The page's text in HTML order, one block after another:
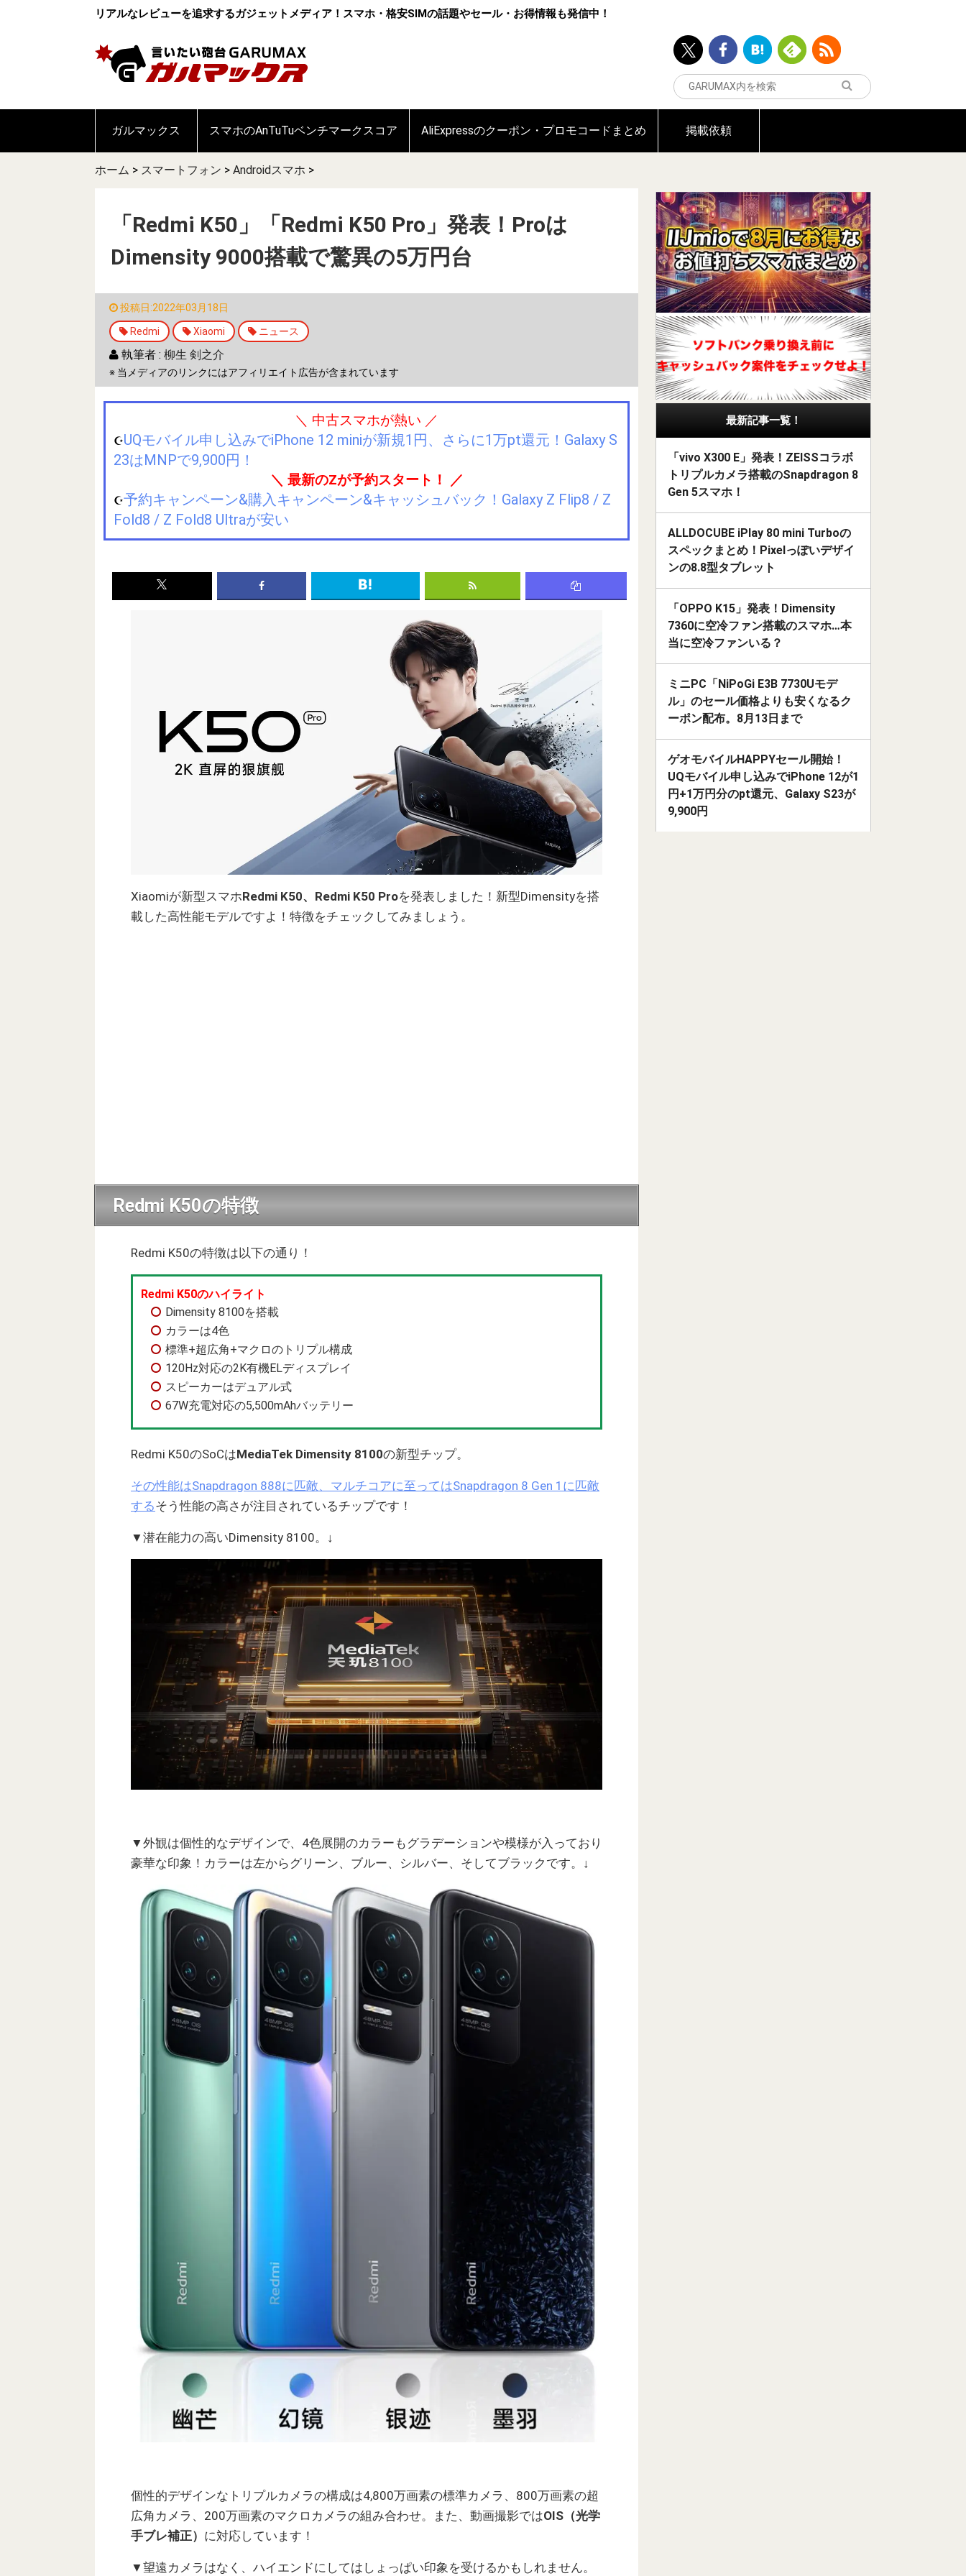
リアルなレビューを追求するガジェットメディア！スマホ・格安SIMの話題やセール・お得情報も発信中！
ガルマックス スマホのAnTuTuベンチマークスコア AliExpressのクーポン・プロモコードまとめ 掲載依頼
ホーム > スマートフォン > Androidスマホ >
「Redmi K50」「Redmi K50 Pro」発表！Proは
Dimensity 9000搭載で驚異の5万円台
投稿日:2022年03月18日
Redmi Xiaomi ニュース
執筆者 : 柳生 剣之介
※ 当メディアのリンクにはアフィリエイト広告が含まれています
＼ 中古スマホが熱い ／
☪️UQモバイル申し込みでiPhone 12 miniが新規1円、さらに1万pt還元！Galaxy S
23はMNPで9,900円！
＼ 最新のZが予約スタート！ ／
☪️予約キャンペーン&購入キャンペーン&キャッシュバック！Galaxy Z Flip8 / Z
Fold8 / Z Fold8 Ultraが安い
Xiaomiが新型スマホRedmi K50、Redmi K50 Proを発表しました！新型Dimensityを搭
載した高性能モデルですよ！特徴をチェックしてみましょう。
Redmi K50の特徴
Redmi K50の特徴は以下の通り！
Redmi K50のハイライト
Dimensity 8100を搭載
カラーは4色
標準+超広角+マクロのトリプル構成
120Hz対応の2K有機ELディスプレイ
スピーカーはデュアル式
67W充電対応の5,500mAhバッテリー
Redmi K50のSoCはMediaTek Dimensity 8100の新型チップ。
その性能はSnapdragon 888に匹敵、マルチコアに至ってはSnapdragon 8 Gen 1に匹敵
するそう性能の高さが注目されているチップです！
▼潜在能力の高いDimensity 8100。↓
▼外観は個性的なデザインで、4色展開のカラーもグラデーションや模様が入っており
豪華な印象！カラーは左からグリーン、ブルー、シルバー、そしてブラックです。↓
個性的デザインなトリプルカメラの構成は4,800万画素の標準カメラ、800万画素の超
広角カメラ、200万画素のマクロカメラの組み合わせ。また、動画撮影ではOIS（光学
手ブレ補正） に対応しています！
▼望遠カメラはなく、ハイエンドにしてはしょっぱい印象を受けるかもしれません。
最新記事一覧！
「vivo X300 E」発表！ZEISSコラボ
トリプルカメラ搭載のSnapdragon 8
Gen 5スマホ！
ALLDOCUBE iPlay 80 mini Turboの
スペックまとめ！Pixelっぽいデザイ
ンの8.8型タブレット
「OPPO K15」発表！Dimensity
7360に空冷ファン搭載のスマホ…本
当に空冷ファンいる？
ミニPC「NiPoGi E3B 7730Uモデ
ル」のセール価格よりも安くなるク
ーポン配布。8月13日まで
ゲオモバイルHAPPYセール開始！
UQモバイル申し込みでiPhone 12が1
円+1万円分のpt還元、Galaxy S23が
9,900円